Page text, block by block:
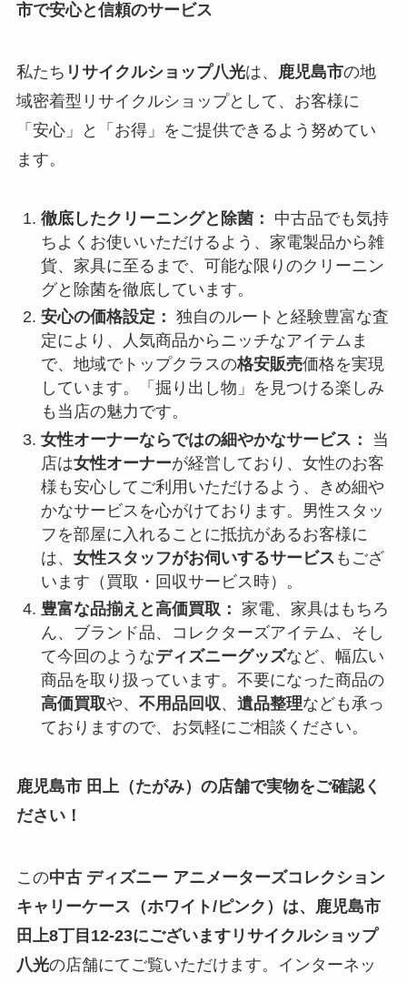
市で安心と信頼のサービス
私たち リサイクルショップ八光は、 鹿児島市の地
域密着型リサイクルショップとして、お客様に
「安心」と「お得」をご提供できるよう努めてい
ます。
徹底したクリーニングと除菌：
中古品でも気持
ちよくお使いいただけるよう、家電製品から雑
貨、家具に至るまで、可能な限りのクリーニン
グと除菌を徹底しています。
安心の価格設定： 独自のルートと経験豊富な査
定により、人気商品からニッチなアイテムま
で、地域でトップクラスの格安販売価格を実現
しています。「掘り出し物」を見つける楽しみ
も当店の魅力です。
女性オーナーならではの細やかなサービス：
当
店は女性オーナーが経営しており、女性のお客
様も安心してご利用いただけるよう、きめ細や
かなサービスを心がけております。男性スタッ
フを部屋に入れることに抵抗があるお客様に
は、 女性スタッフがお伺いするサービス もござ
います（買取・回収サービス時）。
豊富な品揃えと高価買取：
家電、家具はもちろ
ん、ブランド品、コレクターズアイテム、そし
て今回のようなディズニーグッズなど、幅広い
商品を取り扱っています。不要になった商品の
高価買取や、 不用品回収、 遺品整理なども承っ
ておりますので、お気軽にご相談ください。
鹿児島市 田上（たがみ）の店舗で実物をご確認く
ださい！
この中古 ディズニー アニメーターズコレクション
キャリーケース（ホワイト/ピンク）は、鹿児島市
田上8丁目12-23にございますリサイクルショップ
八光の店舗にてご覧いただけます。インターネッ